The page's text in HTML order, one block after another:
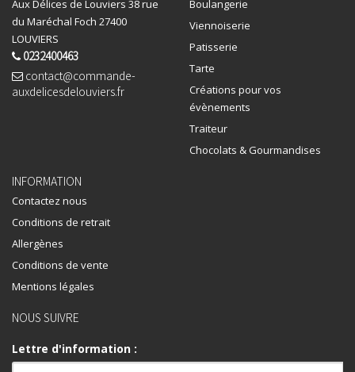
Aux Délices de Louviers 38 rue
du Maréchal Foch 27400
LOUVIERS
0232400463
contact@commande-
auxdelicesdelouviers.fr
Boulangerie
Viennoiserie
Patisserie
Tarte
Créations pour vos
évènements
Traiteur
Chocolats & Gourmandises
INFORMATION
Contactez nous
Conditions de retrait
Allergènes
Conditions de vente
Mentions légales
NOUS SUIVRE
Lettre d'information :